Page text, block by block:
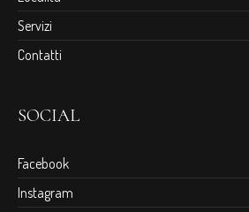
Servizi
Contatti
SOCIAL
Facebook
Instagram